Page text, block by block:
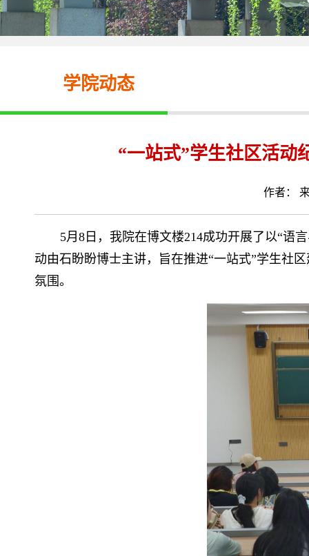
学院动态
“一站式”学生社区活动
作者：
5月8日，我院在博文楼214成功开展了以“语
动由石盼盼博士主讲，旨在推进“一站式”学生社
氛围。